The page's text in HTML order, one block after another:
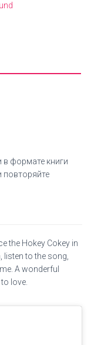
в формате книги
повторяйте
the Hokey Cokey in
to the song,
A wonderful
love.